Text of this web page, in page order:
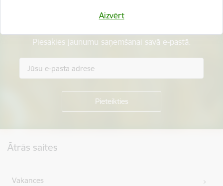
Aizvērt
Esi pirmais, kurš uzzina!
Piesakies jaunumu saņemšanai savā e-pastā.
Ātrās saites
Vakances